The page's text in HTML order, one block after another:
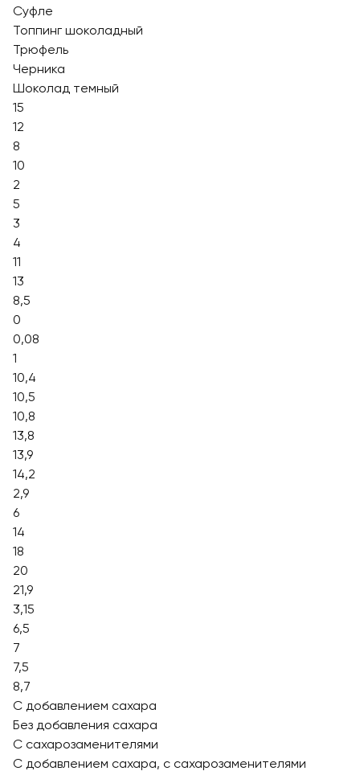
Суфле
Топпинг шоколадный
Трюфель
Черника
Шоколад темный
15
12
8
10
2
5
3
4
11
13
8,5
0
0,08
1
10,4
10,5
10,8
13,8
13,9
14,2
2,9
6
14
18
20
21,9
3,15
6,5
7
7,5
8,7
С добавлением сахара
Без добавления сахара
С сахарозаменителями
С добавлением сахара, с сахарозаменителями